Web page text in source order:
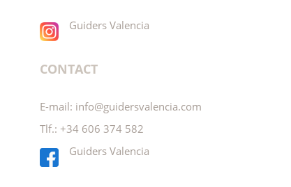
Guiders Valencia
CONTACT
E-mail: info@guidersvalencia.com
Tlf.: +34 606 374 582
Guiders Valencia